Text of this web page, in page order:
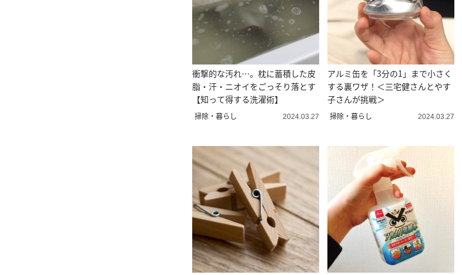
衝撃的な汚れ…。枕に蓄積した皮
脂・汗・ニオイをごっそり落とす
【知って得する洗濯術】
掃除・暮らし 2024.03.27
アルミ缶を「3分の1」まで小さく
する裏ワザ！＜三宅健さんとやす
子さんが挑戦＞
掃除・暮らし 2024.03.27